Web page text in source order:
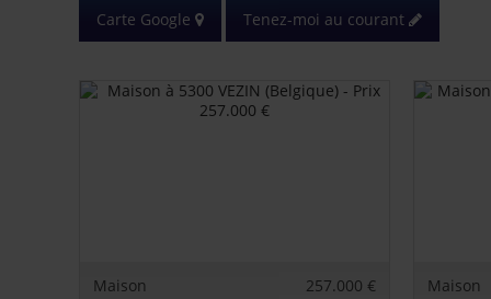
Carte Google Tenez-moi au courant
Maison 257.000 € Maison